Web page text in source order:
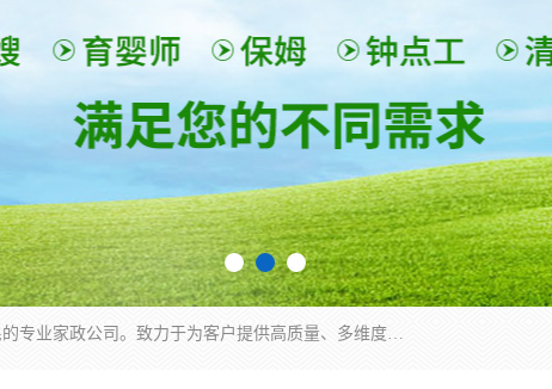
深圳市柏林家政有限公司是一家服务于深圳市民的专业家政公司。致力于为客户提供高质量、多维度的家庭服务，包括养老、母婴、月嫂育婴早教、康复理疗、家电清洗和保洁等方面的专业服务。